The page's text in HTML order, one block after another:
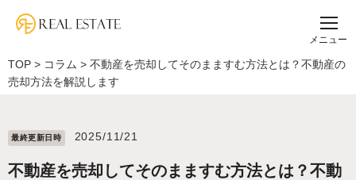
メニュー
TOP > コラム > 不動産を売却してそのまますむ方法とは？不動産の
売却方法を解説します
最終更新⽇時 2025/11/21
不動産を売却してそのまますむ方法とは？不動